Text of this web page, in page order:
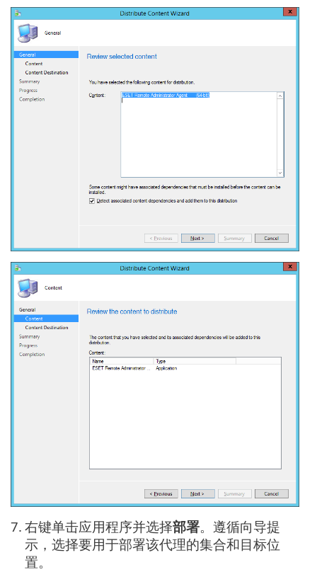
7. 右键单击应用程序并选择部署。遵循向导提
示，选择要用于部署该代理的集合和目标位
置。